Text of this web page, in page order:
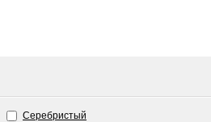
Серебристый